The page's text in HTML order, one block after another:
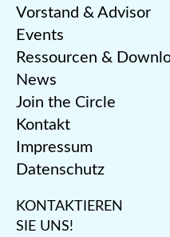
Vorstand & Advisor
Events
Ressourcen &
News
Join the Circle
Kontakt
Impressum
Datenschutz
KONTAKTIEREN
SIE UNS!